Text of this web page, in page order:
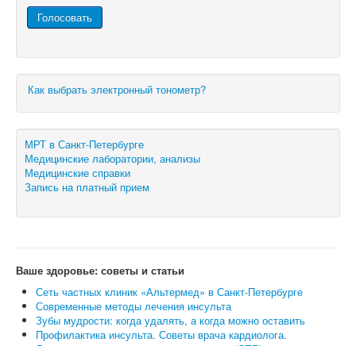
Как выбрать электронный тонометр?
МРТ в Санкт-Петербурге
Медицинские лаборатории, анализы
Медицинские справки
Запись на платный прием
Ваше здоровье: советы и статьи
Сеть частных клиник «Альтермед» в Санкт-Петербурге
Современные методы лечения инсульта
Зубы мудрости: когда удалять, а когда можно оставить
Профилактика инсульта. Советы врача кардиолога.